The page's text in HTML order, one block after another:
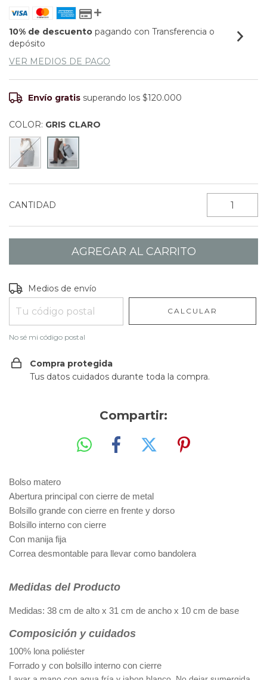
10% de descuento pagando con Transferencia o
depósito
VER MEDIOS DE PAGO
Envío gratis superando los$120.000
COLOR: GRIS CLARO
CANTIDAD
Entregas para el CP:
Medios de envío
CALCULAR
No sé mi código postal
Compra protegida
Tus datos cuidados durante toda la compra.
Compartir:
Bolso matero
Abertura principal con cierre de metal
Bolsillo grande con cierre en frente y dorso
Bolsillo interno con cierre
Con manija fija
Correa desmontable para llevar como bandolera
Medidas del Producto
Medidas: 38 cm de alto x 31 cm de ancho x 10 cm de base
Composición y cuidados
100% lona poliéster
Forrado y con bolsillo interno con cierre